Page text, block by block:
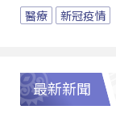
醫療 新冠疫情
最新新聞